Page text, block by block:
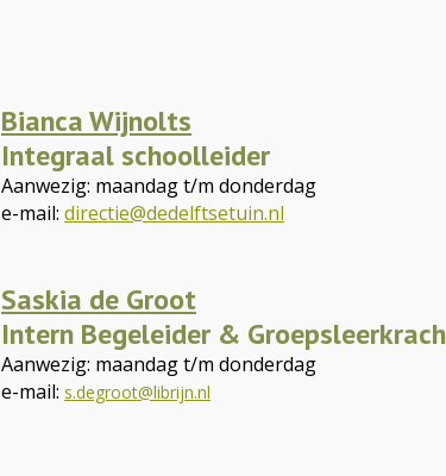
Bianca Wijnolts
Integraal schoolleider
Aanwezig: maandag t/m donderdag
e-mail: directie@dedelftsetuin.nl
Saskia de Groot
Intern Begeleider &
Aanwezig: maandag t/m donderdag
e-mail: s.degroot@librijn.nl